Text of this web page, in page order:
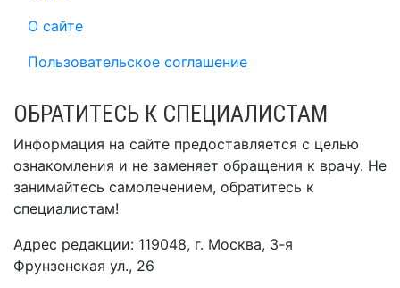
О сайте
Пользовательское соглашение
ОБРАТИТЕСЬ К СПЕЦИАЛИСТАМ
Информация на сайте предоставляется с целью
ознакомления и не заменяет обращения к врачу. Не
занимайтесь самолечением, обратитесь к
специалистам!
Адрес редакции: 119048, г. Москва, 3-я
Фрунзенская ул., 26